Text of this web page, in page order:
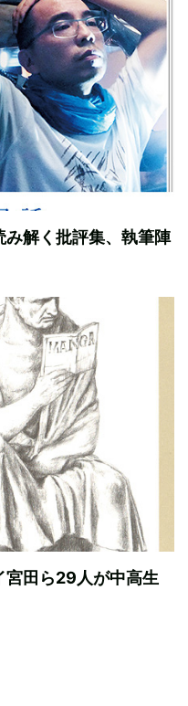
解く批評集、執筆陣
宮田ら29人が中高生